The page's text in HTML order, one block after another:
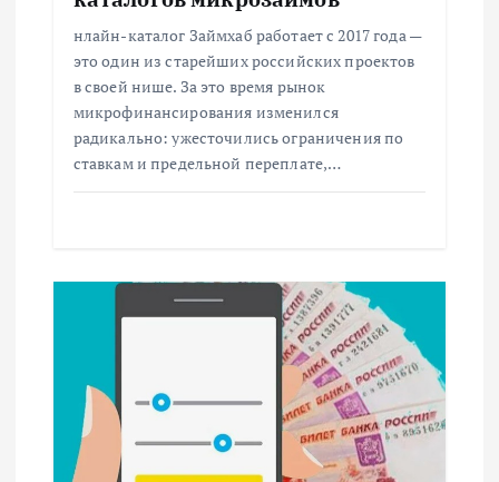
нлайн-каталог Займхаб работает с 2017 года —
это один из старейших российских проектов
в своей нише. За это время рынок
микрофинансирования изменился
радикально: ужесточились ограничения по
ставкам и предельной переплате,…